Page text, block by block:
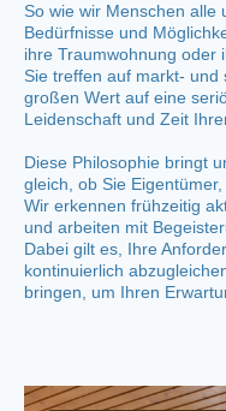
So wie wir Menschen alle
Bedürfnisse und
ihre Traumwohnung oder
Sie treffen auf markt- und
großen Wert auf eine
Leidenschaft und Zeit
Diese Philosophie bringt
gleich, ob Sie
Wir erkennen frühzeitig
und arbeiten mit
Dabei gilt es, Ihre
kontinuierlich
bringen, um Ihren